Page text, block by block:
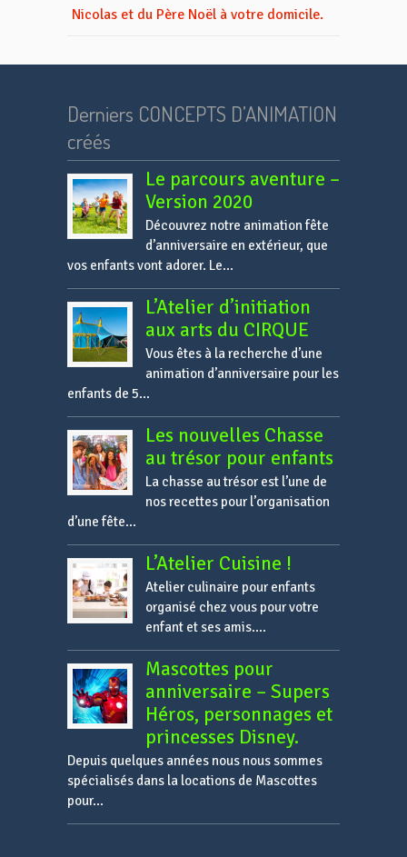
Nicolas et du Père Noël à votre domicile.
Derniers CONCEPTS D’ANIMATION
créés
Le parcours aventure –
Version 2020
Découvrez notre animation fête
d’anniversaire en extérieur, que
vos enfants vont adorer. Le...
L’Atelier d’initiation
aux arts du CIRQUE
Vous êtes à la recherche d’une
animation d’anniversaire pour les
enfants de 5...
Les nouvelles Chasse
au trésor pour enfants
La chasse au trésor est l’une de
nos recettes pour l’organisation
d’une fête...
L’Atelier Cuisine !
Atelier culinaire pour enfants
organisé chez vous pour votre
enfant et ses amis....
Mascottes pour
anniversaire – Supers
Héros, personnages et
princesses Disney.
Depuis quelques années nous nous sommes
spécialisés dans la locations de Mascottes
pour...